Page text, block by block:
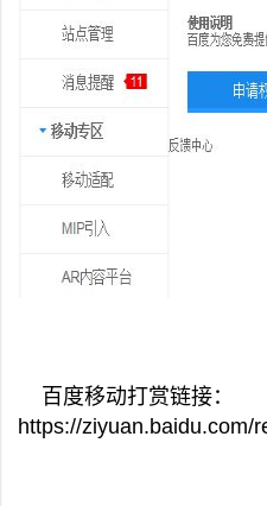
百度移动打赏链接：
https://ziyuan.baidu.com/